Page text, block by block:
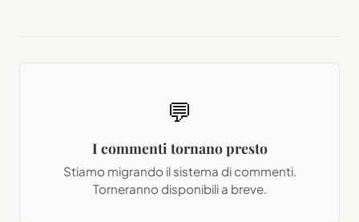
💬
I commenti tornano presto
Stiamo migrando il sistema di commenti.
Torneranno disponibili a breve.